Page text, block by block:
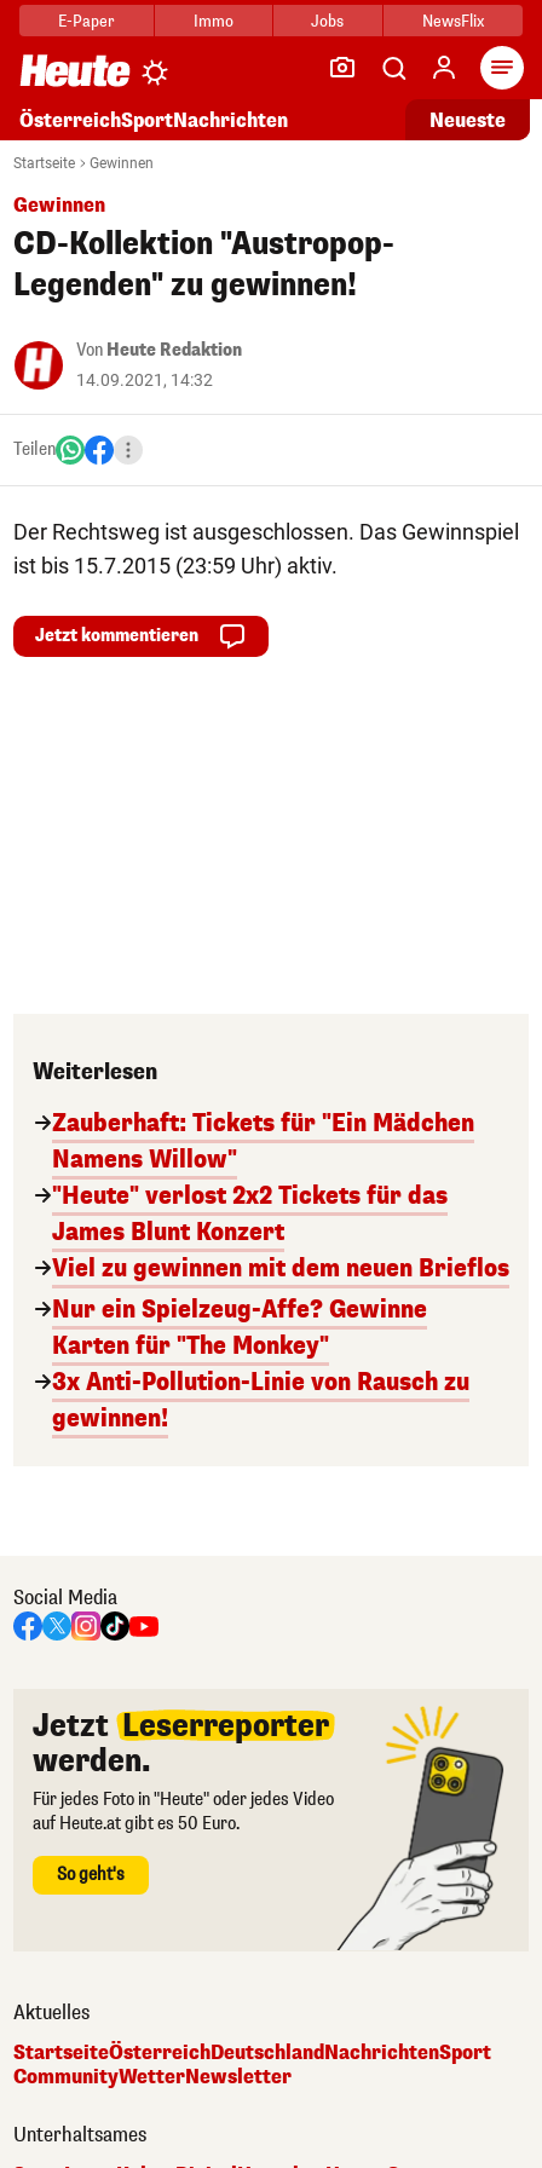
E-Paper Immo Jobs NewsFlix
ÖsterreichSportNachrichten Neueste
Startseite Gewinnen
Gewinnen
CD-Kollektion "Austropop-
Legenden" zu gewinnen!
Von Heute Redaktion
14.09.2021, 14:32
Teilen
Der Rechtsweg ist ausgeschlossen. Das Gewinnspiel
ist bis 15.7.2015 (23:59 Uhr) aktiv.
Jetzt kommentieren
Weiterlesen
Zauberhaft: Tickets für "Ein Mädchen
Namens Willow"
"Heute" verlost 2x2 Tickets für das
James Blunt Konzert
Viel zu gewinnen mit dem neuen Brieflos
Nur ein Spielzeug-Affe? Gewinne
Karten für "The Monkey"
3x Anti-Pollution-Linie von Rausch zu
gewinnen!
Social Media
Jetzt Leserreporter
werden.
Für jedes Foto in "Heute" oder jedes Video
auf Heute.at gibt es 50 Euro.
So geht's
Aktuelles
StartseiteÖsterreichDeutschlandNachrichtenSport
CommunityWetterNewsletter
Unterhaltsames